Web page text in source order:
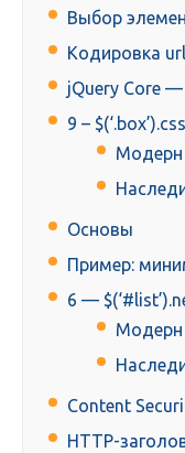
Выбор
Кодировка
jQuery Core —
9 –
Модерн
Основы
Пример:
6 —
Модерн
Content
HTTP-